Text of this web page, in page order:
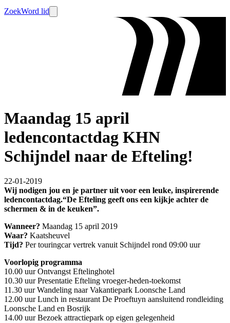
ZoekWord lid
Maandag 15 april
ledencontactdag KHN
Schijndel naar de Efteling!
22-01-2019
Wij nodigen jou en je partner uit voor een leuke, inspirerende
ledencontactdag.“De Efteling geeft ons een kijkje achter de
schermen & in de keuken”.
Wanneer? Maandag 15 april 2019
Waar? Kaatsheuvel
Tijd? Per touringcar vertrek vanuit Schijndel rond 09:00 uur
Voorlopig programma
10.00 uur Ontvangst Eftelinghotel
10.30 uur Presentatie Efteling vroeger-heden-toekomst
11.30 uur Wandeling naar Vakantiepark Loonsche Land
12.00 uur Lunch in restaurant De Proeftuyn aansluitend rondleiding
Loonsche Land en Bosrijk
14.00 uur Bezoek attractiepark op eigen gelegenheid